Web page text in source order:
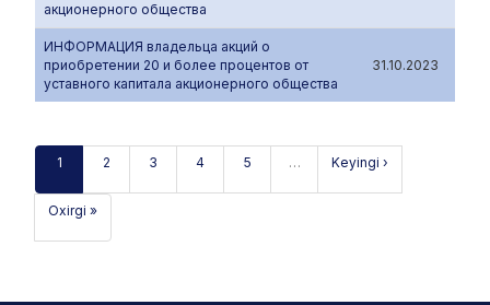
акционерного общества
ИНФОРМАЦИЯ владельца акций о
приобретении 20 и более процентов от
уставного капитала акционерного общества
31.10.2023
1 2 3 4 5 … Keyingi ›
Oxirgi »